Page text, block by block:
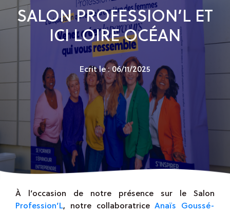
SALON PROFESSION’L ET
ICI LOIRE OCÉAN
Ecrit le : 06/11/2025
À l’occasion de notre présence sur le Salon
Profession’L, notre collaboratriceAnaïs Goussé-